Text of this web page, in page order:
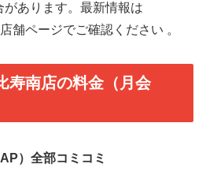
あります。最新情報は
舗ページでご確認ください 。
寿南店の料金（月会
）全部コミコミ